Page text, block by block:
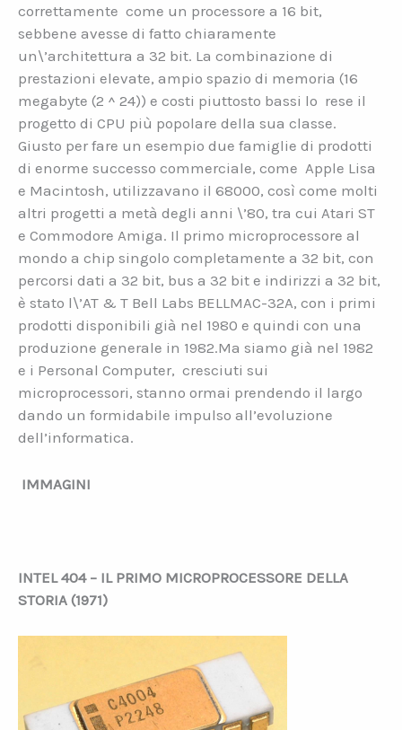
correttamente come un processore a 16 bit,
sebbene avesse di fatto chiaramente
un\’architettura a 32 bit. La combinazione di
prestazioni elevate, ampio spazio di memoria (16
megabyte (2 ^ 24)) e costi piuttosto bassi lo rese il
progetto di CPU più popolare della sua classe.
Giusto per fare un esempio due famiglie di prodotti
di enorme successo commerciale, come Apple Lisa
e Macintosh, utilizzavano il 68000, così come molti
altri progetti a metà degli anni \’80, tra cui Atari ST
e Commodore Amiga. Il primo microprocessore al
mondo a chip singolo completamente a 32 bit, con
percorsi dati a 32 bit, bus a 32 bit e indirizzi a 32 bit,
è stato l\’AT & T Bell Labs BELLMAC-32A, con i primi
prodotti disponibili già nel 1980 e quindi con una
produzione generale in 1982.Ma siamo già nel 1982
e i Personal Computer, cresciuti sui
microprocessori, stanno ormai prendendo il largo
dando un formidabile impulso all’evoluzione
dell’informatica.
IMMAGINI
INTEL 404 – IL PRIMO MICROPROCESSORE DELLA
STORIA (1971)